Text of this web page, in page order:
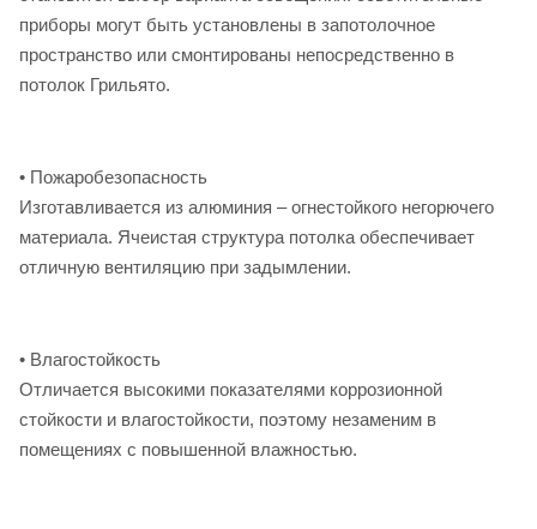
приборы могут быть установлены в запотолочное
пространство или смонтированы непосредственно в
потолок Грильято.
• Пожаробезопасность
Изготавливается из алюминия – огнестойкого негорючего
материала. Ячеистая структура потолка обеспечивает
отличную вентиляцию при задымлении.
• Влагостойкость
Отличается высокими показателями коррозионной
стойкости и влагостойкости, поэтому незаменим в
помещениях с повышенной влажностью.